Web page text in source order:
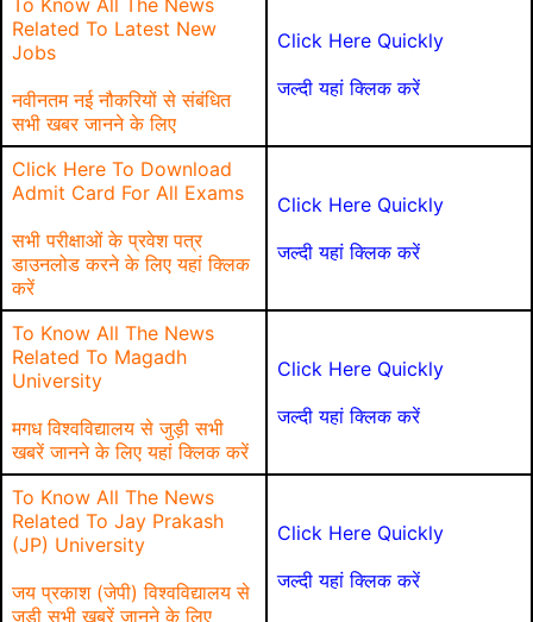
To Know All The News
Related To Latest New
Jobs
नवीनतम नई नौकरियों से संबंधित
सभी खबर जानने के लिए
Click Here Quickly
जल्दी यहां क्लिक करें
Click Here To Download
Admit Card For All Exams
सभी परीक्षाओं के प्रवेश पत्र
डाउनलोड करने के लिए यहां क्लिक
करें
Click Here Quickly
जल्दी यहां क्लिक करें
To Know All The News
Related To Magadh
University
मगध विश्वविद्यालय से जुड़ी सभी
खबरें जानने के लिए यहां क्लिक करें
Click Here Quickly
जल्दी यहां क्लिक करें
To Know All The News
Related To Jay Prakash
(JP) University
जय प्रकाश (जेपी) विश्वविद्यालय से
जुड़ी सभी खबरें जानने के लिए
Click Here Quickly
जल्दी यहां क्लिक करें